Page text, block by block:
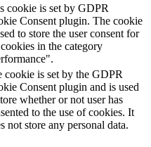
cookie is set by GDPR
Consent plugin. The cookie
to store the user consent for
in the category
cookie is set by the GDPR
Consent plugin and is used
whether or not user has
to the use of cookies. It
not store any personal data.